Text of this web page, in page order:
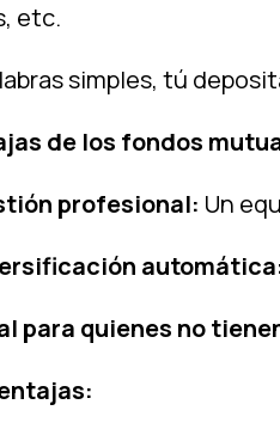
etc.
simples, tú
de los fondos
profesional: Un
para quienes no